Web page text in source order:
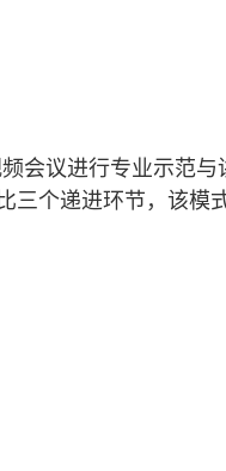
会议进行专业示范与
三个递进环节，该模